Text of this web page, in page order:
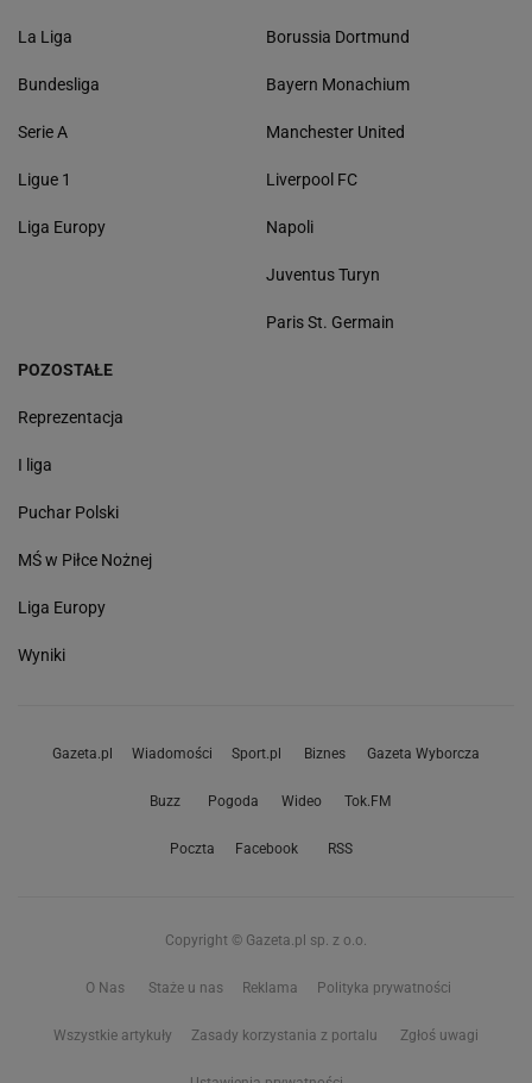
La Liga
Bundesliga
Serie A
Ligue 1
Liga Europy
Borussia Dortmund
Bayern Monachium
Manchester United
Liverpool FC
Napoli
Juventus Turyn
Paris St. Germain
POZOSTAŁE
Reprezentacja
I liga
Puchar Polski
MŚ w Piłce Nożnej
Liga Europy
Wyniki
Gazeta.pl Wiadomości Sport.pl Biznes Gazeta Wyborcza
Buzz Pogoda Wideo Tok.FM
Poczta Facebook RSS
Copyright © Gazeta.pl sp. z o.o.
O Nas Staże u nas Reklama Polityka prywatności
Wszystkie artykuły Zasady korzystania z portalu Zgłoś uwagi